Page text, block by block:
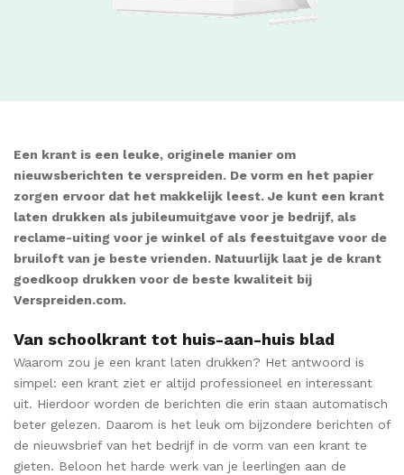
Een krant is een leuke, originele manier om
nieuwsberichten te verspreiden. De vorm en het papier
zorgen ervoor dat het makkelijk leest. Je kunt een krant
laten drukken als jubileumuitgave voor je bedrijf, als
reclame-uiting voor je winkel of als feestuitgave voor de
bruiloft van je beste vrienden. Natuurlijk laat je de krant
goedkoop drukken voor de beste kwaliteit bij
Verspreiden.com.
Van schoolkrant tot huis-aan-huis blad
Waarom zou je een krant laten drukken? Het antwoord is
simpel: een krant ziet er altijd professioneel en interessant
uit. Hierdoor worden de berichten die erin staan automatisch
beter gelezen. Daarom is het leuk om bijzondere berichten of
de nieuwsbrief van het bedrijf in de vorm van een krant te
gieten. Beloon het harde werk van je leerlingen aan de